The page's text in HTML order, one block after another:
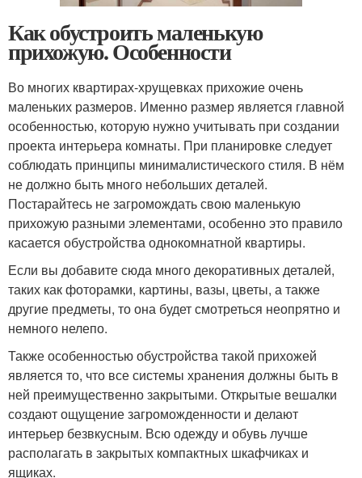
Как обустроить маленькую
прихожую. Особенности
Во многих квартирах-хрущевках прихожие очень
маленьких размеров. Именно размер является главной
особенностью, которую нужно учитывать при создании
проекта интерьера комнаты. При планировке следует
соблюдать принципы минималистического стиля. В нём
не должно быть много небольших деталей.
Постарайтесь не загромождать свою маленькую
прихожую разными элементами, особенно это правило
касается обустройства однокомнатной квартиры.
Если вы добавите сюда много декоративных деталей,
таких как фоторамки, картины, вазы, цветы, а также
другие предметы, то она будет смотреться неопрятно и
немного нелепо.
Также особенностью обустройства такой прихожей
является то, что все системы хранения должны быть в
ней преимущественно закрытыми. Открытые вешалки
создают ощущение загроможденности и делают
интерьер безвкусным. Всю одежду и обувь лучше
располагать в закрытых компактных шкафчиках и
ящиках.